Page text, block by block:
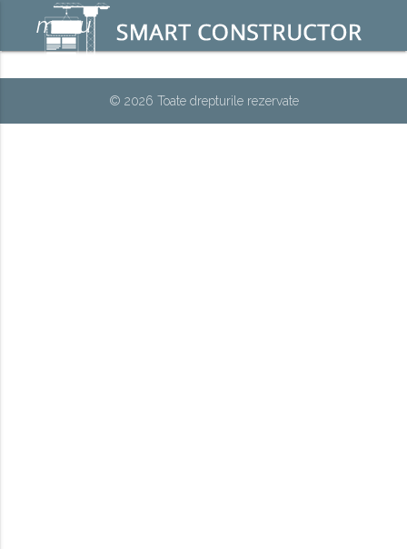
menu
© 2026 Toate drepturile rezervate